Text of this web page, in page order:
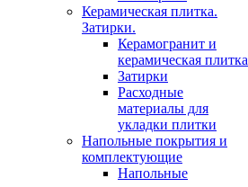
Керамическая плитка.
Затирки.
Керамогранит и
керамическая плитка
Затирки
Расходные
материалы для
укладки плитки
Напольные покрытия и
комплектующие
Напольные